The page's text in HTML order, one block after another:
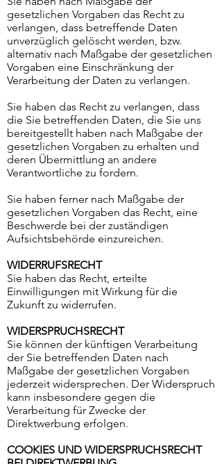
gesetzlichen Vorgaben das Recht zu
verlangen, dass betreffende Daten
unverzüglich gelöscht werden, bzw.
alternativ nach Maßgabe der gesetzlichen
Vorgaben eine Einschränkung der
Verarbeitung der Daten zu verlangen.
Sie haben das Recht zu verlangen, dass
die Sie betreffenden Daten, die Sie uns
bereitgestellt haben nach Maßgabe der
gesetzlichen Vorgaben zu erhalten und
deren Übermittlung an andere
Verantwortliche zu fordern.
Sie haben ferner nach Maßgabe der
gesetzlichen Vorgaben das Recht, eine
Beschwerde bei der zuständigen
Aufsichtsbehörde einzureichen.
WIDERRUFSRECHT
Sie haben das Recht, erteilte
Einwilligungen mit Wirkung für die
Zukunft zu widerrufen.
WIDERSPRUCHSRECHT
Sie können der künftigen Verarbeitung
der Sie betreffenden Daten nach
Maßgabe der gesetzlichen Vorgaben
jederzeit widersprechen. Der Widerspruch
kann insbesondere gegen die
Verarbeitung für Zwecke der
Direktwerbung erfolgen.
COOKIES UND WIDERSPRUCHSRECHT